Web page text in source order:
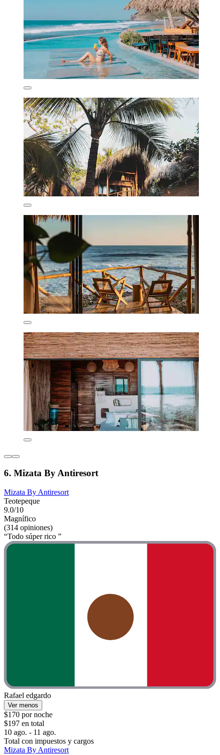
6. Mizata By Antiresort
Mizata By Antiresort
Teotepeque
9.0/10
Magnífico
(314 opiniones)
“Todo súper rico ”
Rafael edgardo
Ver menos
$170 por noche
$197 en total
10 ago. - 11 ago.
Total con impuestos y cargos
Mizata By Antiresort